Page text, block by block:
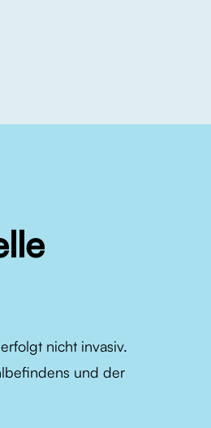
nicht invasiv.
und der